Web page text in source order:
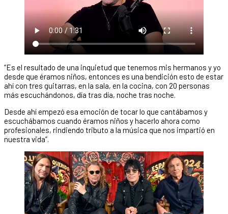
“Es el resultado de una inquietud que tenemos mis hermanos y yo
desde que éramos niños, entonces es una bendición esto de estar
ahí con tres guitarras, en la sala, en la cocina, con 20 personas
más escuchándonos, día tras día, noche tras noche.
Desde ahí empezó esa emoción de tocar lo que cantábamos y
escuchábamos cuando éramos niños y hacerlo ahora como
profesionales, rindiendo tributo a la música que nos impartió en
nuestra vida”.